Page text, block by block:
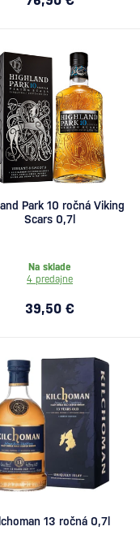
Park 10 ročná Viking
Scars 0,7l
Na sklade
4 predajne
39,50 €
13 ročná 0,7l